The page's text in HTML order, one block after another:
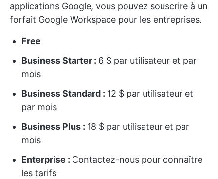
applications Google, vous pouvez souscrire à un
forfait Google Workspace pour les entreprises.
Free
Business Starter : 6 $ par utilisateur et par
mois
Business Standard : 12 $ par utilisateur et
par mois
Business Plus : 18 $ par utilisateur et par
mois
Enterprise : Contactez-nous pour connaître
les tarifs